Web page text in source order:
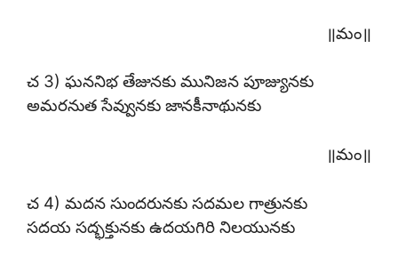
॥మం॥
చ 3) ఘననిభ తేజునకు మునిజన పూజ్యునకు
అమరనుత సేవ్వునకు జానకీనాథునకు
॥మం॥
చ 4) మదన సుందరునకు సదమల గాత్రునకు
సదయ సద్భక్తునకు ఉదయగిరి నిలయునకు